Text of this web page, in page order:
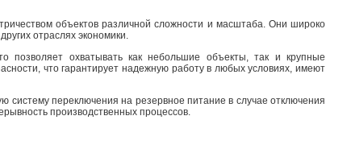
объектов различной сложности и масштаба. Они широко
отраслях экономики.
позволяет охватывать как небольшие объекты, так и крупные
что гарантирует надежную работу в любых условиях, имеют
систему переключения на резервное питание в случае отключения
производственных процессов.